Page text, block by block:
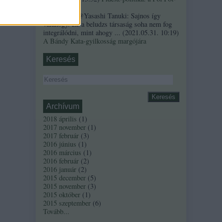
@Yasashi Tanuki: Sajnos így
valahogy. Ez a beludzs társaság soha nem fog
integrálódni, mint ahogy ... (2021.05.31. 10:19)
A Bándy Kata-gyilkosság margójára
Keresés
Archívum
2018 április ( 1 )
2017 november ( 1 )
2017 február (3)
2016 június ( 1 )
2016 március ( 1 )
2016 február (2)
2016 január (2)
2015 december (5)
2015 november (3)
2015 október ( 1 )
2015 szeptember (6)
Tovább...